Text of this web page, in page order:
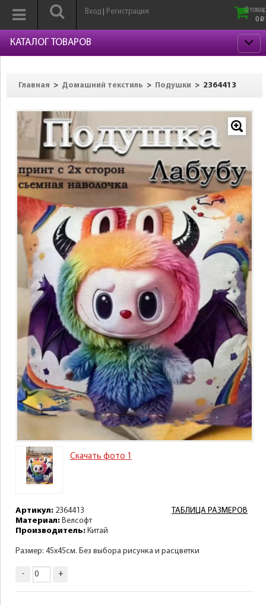
Вход Регистрация
0
0 p
КАТАЛОГ ТОВАРОВ
Главная > Домашний текстиль > Подушки > 2364413
Скачать фото 1
ТАБЛИЦА РАЗМЕРОВ
Артикул: 2364413
Материал: Велсофт
Производитель: Китай
Размер: 45х45см. Без выбора рисунка и расцветки
- +